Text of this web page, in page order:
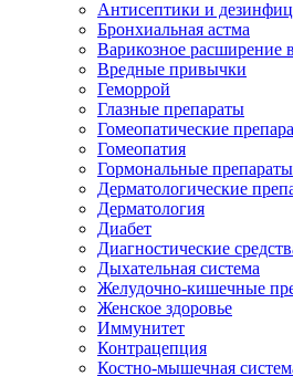
Антисептики и
Бронхиальная астма
Варикозное расширение
Вредные привычки
Геморрой
Глазные препараты
Гомеопатические
Гомеопатия
Гормональные препараты
Дерматологические
Дерматология
Диабет
Диагностические
Дыхательная система
Желудочно-кишечные
Женское здоровье
Иммунитет
Контрацепция
Костно-мышечная